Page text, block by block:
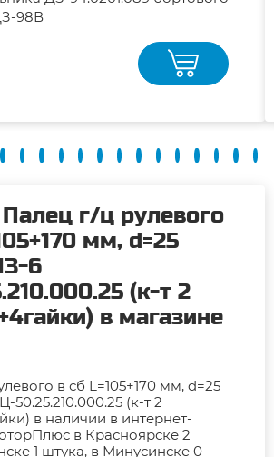
98В
г/ц рулевого
мм, d=25
6
(к-т 2
в магазине
в сб L=105+170 мм, d=25
(к-т 2
в наличии в интернет-
в Красноярске 2
1 штука, в Минусинске 0